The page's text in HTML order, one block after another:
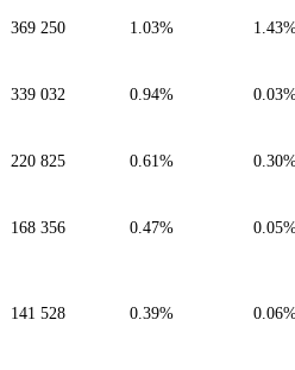
369 250 1.03%
339 032 0.94%
220 825 0.61%
168 356 0.47%
141 528 0.39%